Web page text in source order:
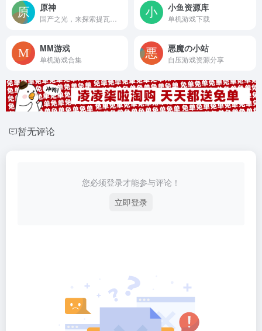
原神 小鱼资源库
单机游戏下载
MM游戏
单机游戏合集
悪魔の小站
自压游戏资源分享
暂无评论
您必须登录才能参与评论！
立即登录